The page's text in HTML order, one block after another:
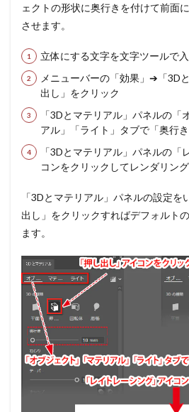
ェクトの形状に奥行きを付けて前面
させます。
立体にする文字を文字ツールで
メニューバーの「効果」➔「3D
出し」をクリック
「3Dとマテリアル」パネルの「
アル」「ライト」タブで「奥行
「3Dとマテリアル」パネルの「
コンをクリックしてレンダリン
「3Dとマテリアル」パネルの設定を
出し」をクリックすればデフォルト
ます。